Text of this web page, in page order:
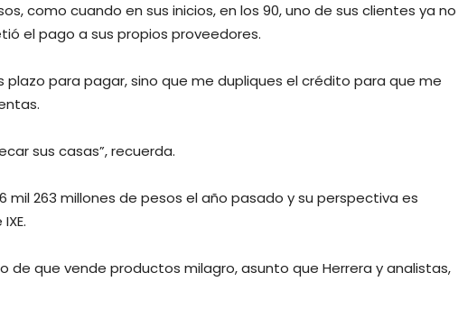
como cuando en sus inicios, en los 90, uno de sus clientes ya no
el pago a sus propios proveedores.
plazo para pagar, sino que me dupliques el crédito para que me
sus casas”, recuerda.
mil 263 millones de pesos el año pasado y su perspectiva es
de que vende productos milagro, asunto que Herrera y analistas,